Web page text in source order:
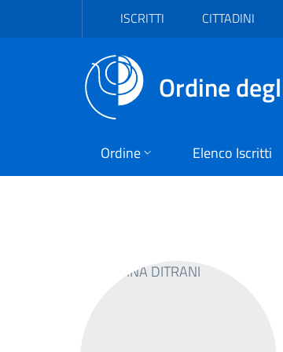
Vai al contenuto principale
ISCRITTI CITTADINI
Ordine
Ordine Elenco Iscritti